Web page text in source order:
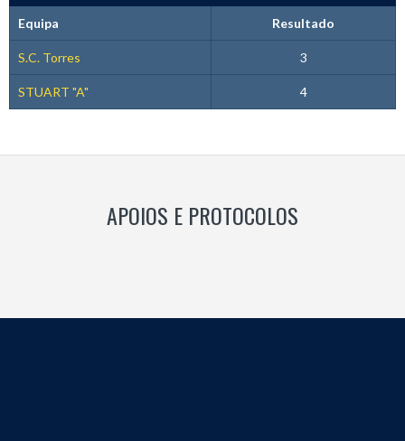
Equipa Resultado
S.C. Torres 3
STUART "A" 4
APOIOS E PROTOCOLOS